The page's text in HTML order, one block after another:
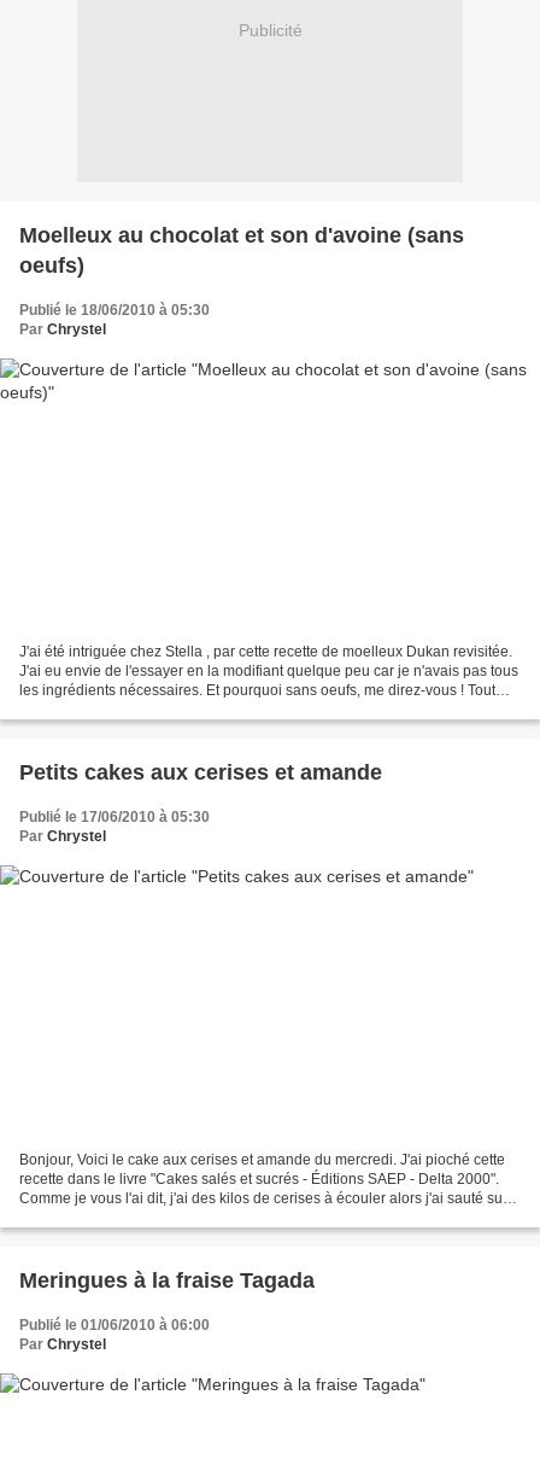
Publicité
Moelleux au chocolat et son d'avoine (sans
oeufs)
Publié le 18/06/2010 à 05:30
Par Chrystel
J'ai été intriguée chez Stella , par cette recette de moelleux Dukan revisitée.
J'ai eu envie de l'essayer en la modifiant quelque peu car je n'avais pas tous
les ingrédients nécessaires. Et pourquoi sans oeufs, me direz-vous ! Tout
Petits cakes aux cerises et amande
Publié le 17/06/2010 à 05:30
Par Chrystel
Bonjour, Voici le cake aux cerises et amande du mercredi. J'ai pioché cette
recette dans le livre "Cakes salés et sucrés - Éditions SAEP - Delta 2000".
Comme je vous l'ai dit, j'ai des kilos de cerises à écouler alors j'ai sauté sur
Meringues à la fraise Tagada
Publié le 01/06/2010 à 06:00
Par Chrystel